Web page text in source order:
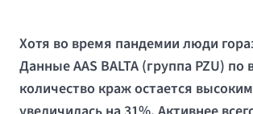
Хотя во время пандемии люди
Данные AAS BALTA (группа PZU)
количество краж остается